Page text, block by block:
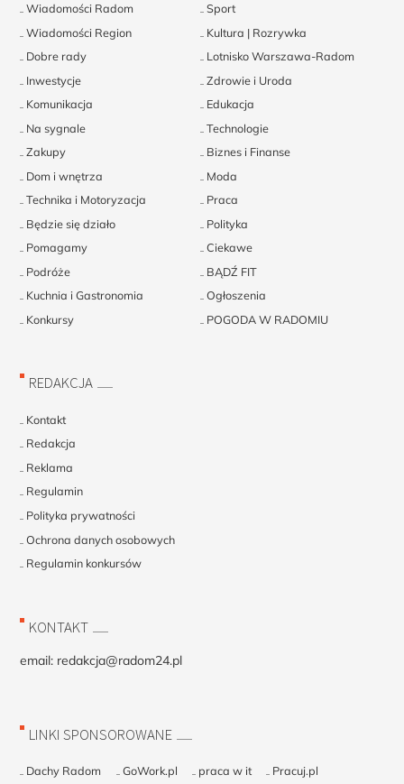
Wiadomości Radom
Sport
Wiadomości Region
Kultura | Rozrywka
Dobre rady
Lotnisko Warszawa-Radom
Inwestycje
Zdrowie i Uroda
Komunikacja
Edukacja
Na sygnale
Technologie
Zakupy
Biznes i Finanse
Dom i wnętrza
Moda
Technika i Motoryzacja
Praca
Będzie się działo
Polityka
Pomagamy
Ciekawe
Podróże
BĄDŹ FIT
Kuchnia i Gastronomia
Ogłoszenia
Konkursy
POGODA W RADOMIU
REDAKCJA
Kontakt
Redakcja
Reklama
Regulamin
Polityka prywatności
Ochrona danych osobowych
Regulamin konkursów
KONTAKT
email: redakcja@radom24.pl
LINKI SPONSOROWANE
Dachy Radom GoWork.pl praca w it Pracuj.pl